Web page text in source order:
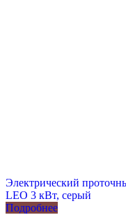
Электрический
LEO 3 кВт, серый
Подробнее